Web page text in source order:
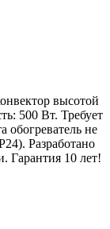
высотой
500 Вт. Требует
обогреватель не
Разработано
Гарантия 10 лет!